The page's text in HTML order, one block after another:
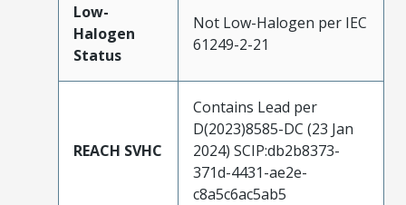
Low-
Halogen
Status
Not Low-Halogen per IEC
61249-2-21
REACH SVHC
Contains Lead per
D(2023)8585-DC (23 Jan
2024) SCIP:db2b8373-
371d-4431-ae2e-
c8a5c6ac5ab5